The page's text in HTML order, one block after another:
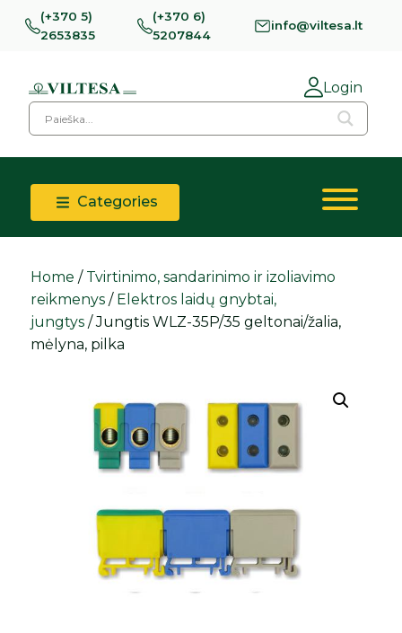
(+370 5)
2653835
(+370 6)
5207844
info@viltesa.lt
Login
Categories
Home / Tvirtinimo, sandarinimo ir izoliavimo
reikmenys / Elektros laidų gnybtai,
jungtys / Jungtis WLZ-35P/35 geltonai/žalia,
mėlyna, pilka